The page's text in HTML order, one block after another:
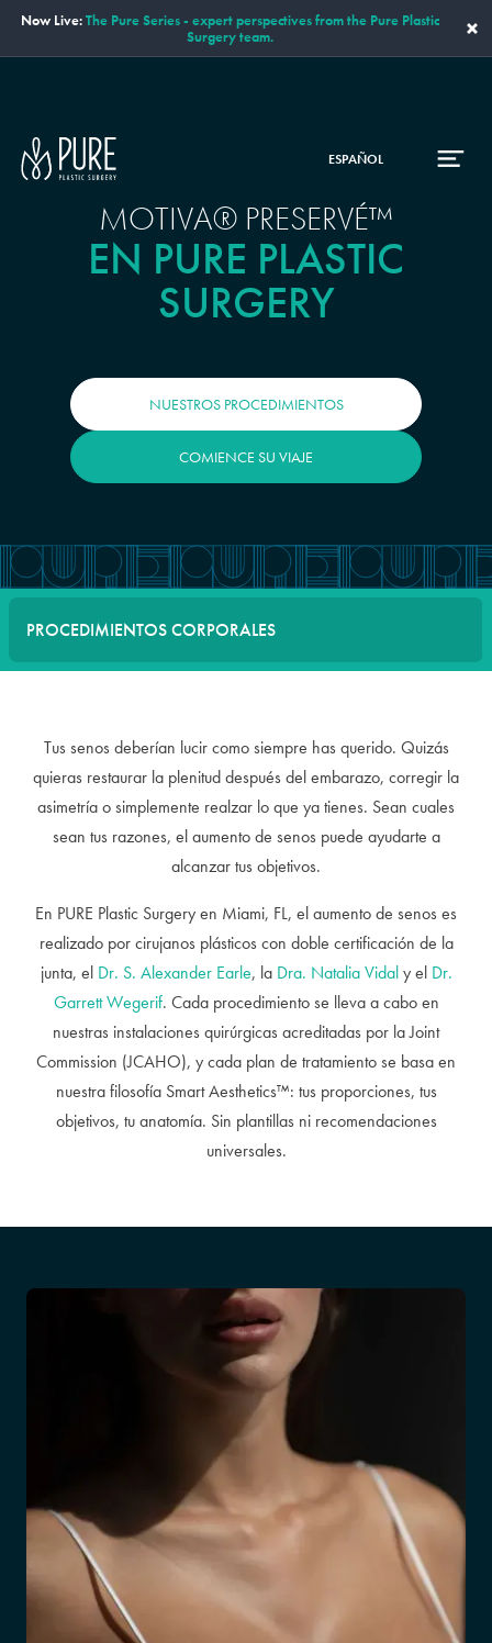
Now Live:The Pure Series - expert perspectives from the Pure Plastic
Surgery team.
×
ESPAÑOL
MOTIVA® PRESERVÉ™
EN PURE PLASTIC
SURGERY
NUESTROS PROCEDIMIENTOS
COMIENCE SU VIAJE
PROCEDIMIENTOS CORPORALES
Tus senos deberían lucir como siempre has querido. Quizás
quieras restaurar la plenitud después del embarazo, corregir la
asimetría o simplemente realzar lo que ya tienes. Sean cuales
sean tus razones, el aumento de senos puede ayudarte a
alcanzar tus objetivos.
En PURE Plastic Surgery en Miami, FL, el aumento de senos es
realizado por cirujanos plásticos con doble certificación de la
junta, el Dr. S. Alexander Earle, la Dra. Natalia Vidaly el Dr.
Garrett Wegerif. Cada procedimiento se lleva a cabo en
nuestras instalaciones quirúrgicas acreditadas por la Joint
Commission (JCAHO), y cada plan de tratamiento se basa en
nuestra filosofía Smart Aesthetics™: tus proporciones, tus
objetivos, tu anatomía. Sin plantillas ni recomendaciones
universales.